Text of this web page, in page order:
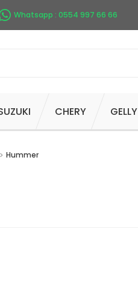
Whatsapp : 0554 997 66 66
CHERY GELLY
Hummer